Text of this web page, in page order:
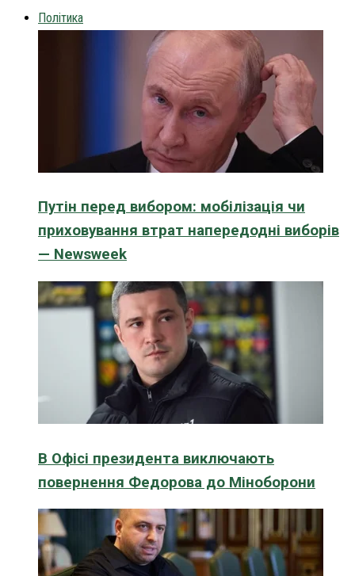
Політика
Путін перед вибором: мобілізація чи
приховування втрат напередодні виборів
— Newsweek
В Офісі президента виключають
повернення Федорова до Міноборони